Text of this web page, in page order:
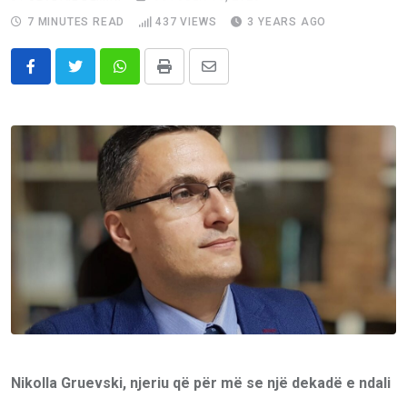
7 MINUTES READ
437 VIEWS 3 YEARS AGO
WhatsappPrint
Share
Email
Nikolla Gruevski, njeriu që për më se një dekadë e ndali